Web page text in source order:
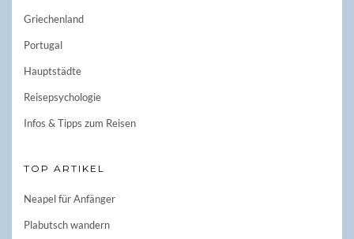
Griechenland
Portugal
Hauptstädte
Reisepsychologie
Infos & Tipps zum Reisen
TOP ARTIKEL
Neapel für Anfänger
Plabutsch wandern